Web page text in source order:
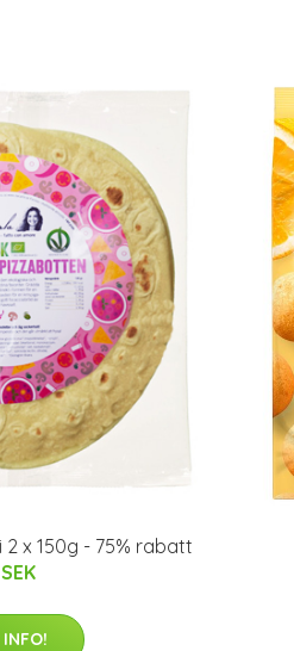
x 150g - 75% rabatt
INFO!